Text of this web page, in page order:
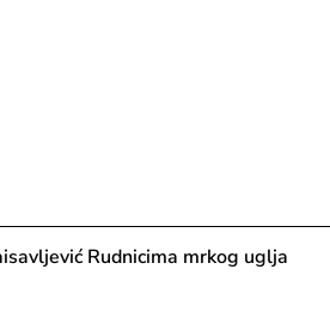
Rudnicima mrkog uglja